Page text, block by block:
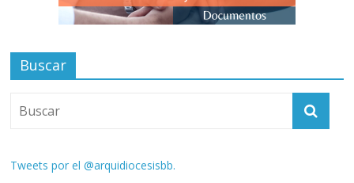
Buscar
Tweets por el @arquidiocesisbb.